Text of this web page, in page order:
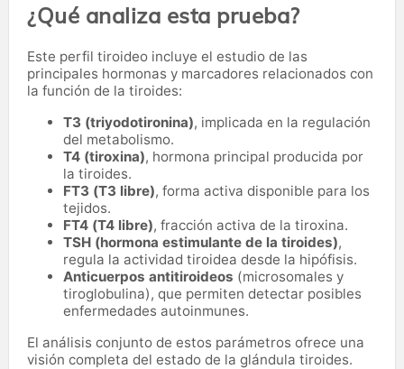
¿Qué analiza esta prueba?
Este perfil tiroideo incluye el estudio de las
principales hormonas y marcadores relacionados con
la función de la tiroides:
T3 (triyodotironina), implicada en la regulación
del metabolismo.
T4 (tiroxina), hormona principal producida por
la tiroides.
FT3 (T3 libre), forma activa disponible para los
tejidos.
FT4 (T4 libre), fracción activa de la tiroxina.
TSH (hormona estimulante de la tiroides),
regula la actividad tiroidea desde la hipófisis.
Anticuerpos antitiroideos (microsomales y
tiroglobulina), que permiten detectar posibles
enfermedades autoinmunes.
El análisis conjunto de estos parámetros ofrece una
visión completa del estado de la glándula tiroides.